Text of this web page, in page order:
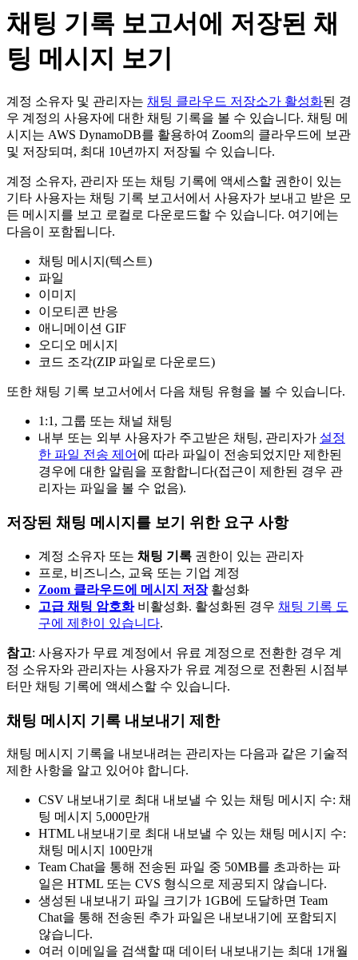
채팅 기록 보고서에 저장된 채
팅 메시지 보기
계정 소유자 및 관리자는 채팅 클라우드 저장소가 활성화된 경
우 계정의 사용자에 대한 채팅 기록을 볼 수 있습니다. 채팅 메
시지는 AWS DynamoDB를 활용하여 Zoom의 클라우드에 보관
및 저장되며, 최대 10년까지 저장될 수 있습니다.
계정 소유자, 관리자 또는 채팅 기록에 액세스할 권한이 있는
기타 사용자는 채팅 기록 보고서에서 사용자가 보내고 받은 모
든 메시지를 보고 로컬로 다운로드할 수 있습니다. 여기에는
다음이 포함됩니다.
채팅 메시지(텍스트)
파일
이미지
이모티콘 반응
애니메이션 GIF
오디오 메시지
코드 조각(ZIP 파일로 다운로드)
또한 채팅 기록 보고서에서 다음 채팅 유형을 볼 수 있습니다.
1:1, 그룹 또는 채널 채팅
내부 또는 외부 사용자가 주고받은 채팅, 관리자가 설정
한 파일 전송 제어 에 따라 파일이 전송되었지만 제한된
경우에 대한 알림을 포함합니다(접근이 제한된 경우 관
리자는 파일을 볼 수 없음).
저장된 채팅 메시지를 보기 위한 요구 사항
계정 소유자 또는 채팅 기록 권한이 있는 관리자
프로, 비즈니스, 교육 또는 기업 계정
Zoom 클라우드에 메시지 저장활성화
고급 채팅 암호화비활성화. 활성화된 경우 채팅 기록 도
구에 제한이 있습니다.
참고: 사용자가 무료 계정에서 유료 계정으로 전환한 경우 계
정 소유자와 관리자는 사용자가 유료 계정으로 전환된 시점부
터만 채팅 기록에 액세스할 수 있습니다.
채팅 메시지 기록 내보내기 제한
채팅 메시지 기록을 내보내려는 관리자는 다음과 같은 기술적
제한 사항을 알고 있어야 합니다.
CSV 내보내기로 최대 내보낼 수 있는 채팅 메시지 수: 채
팅 메시지 5,000만개
HTML 내보내기로 최대 내보낼 수 있는 채팅 메시지 수:
채팅 메시지 100만개
Team Chat을 통해 전송된 파일 중 50MB를 초과하는 파
일은 HTML 또는 CVS 형식으로 제공되지 않습니다.
생성된 내보내기 파일 크기가 1GB에 도달하면 Team
Chat을 통해 전송된 추가 파일은 내보내기에 포함되지
않습니다.
여러 이메일을 검색할 때 데이터 내보내기는 최대 1개월